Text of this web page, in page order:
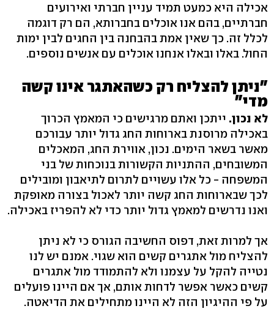
אכילה היא כמעט תמיד עניין חברתי ואירועים
חברתיים, בהם אנו אוכלים בחברותא, הם רק דוגמה
לכלל זה. כך שאין אמת בהבחנה בין החגים לבין ימות
החול. באלו ובאלו אנחנו אוכלים עם אנשים נוספים.
"ניתן להצליח רק כשהאתגר אינו קשה
מדי"
לא נכון. ייתכן ואתם מרגישים כי המאמץ הכרוך
באכילה מרוסנת בארוחות החג גדול יותר עבורכם
מאשר בשאר הימים. נכון, אווירת החג, המאכלים
המשובחים, ההתניות הקשורות בנוכחות של בני
המשפחה - כל אלו עשויים לתרום לתיאבון ומובילים
לכך שבארוחות החג קשה יותר לאכול בצורה מאופקת
ואנו נדרשים למאמץ גדול יותר כדי לא להפריז באכילה.
אך למרות זאת, דפוס החשיבה הגורס כי לא ניתן
להצליח מול אתגרים קשים הוא שגוי. אמנם יש לנו
נטייה להקל על עצמנו ולא להתמודד מול אתגרים
קשים כאשר אפשר לדחות אותם, אך אם היינו פועלים
על פי ההיגיון הזה לא היינו מתחילים את הדיאטה.